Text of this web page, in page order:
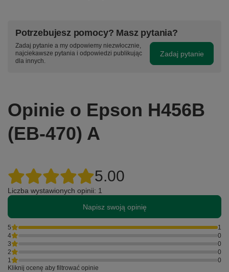
Potrzebujesz pomocy? Masz pytania?
Zadaj pytanie a my odpowiemy niezwłocznie,
najciekawsze pytania i odpowiedzi publikując
dla innych.
Zadaj pytanie
Opinie o Epson H456B
(EB-470) A
5.00
Liczba wystawionych opinii: 1
Napisz swoją opinię
5
1
4
0
3
0
2
0
1
0
Kliknij ocenę aby filtrować opinie